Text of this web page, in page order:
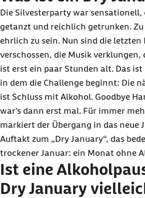
Dry January: Mehr als ein Monat
Die Silvesterparty war sensationell,
getanzt und reichlich getrunken. Zu
ehrlich zu sein. Nun sind die letzten
verschossen, die Musik verklungen,
ist erst ein paar Stunden alt. Das
in dem die Challenge beginnt: Die
ist Schluss mit Alkohol. Goodbye
war’s dann erst mal. Für immer
markiert der Übergang in das neue
Auftakt zum „Dry January“, das
trockener Januar: ein Monat ohne
Ist eine
Dry January